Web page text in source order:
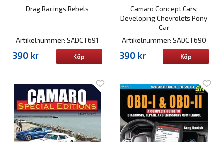
Drag Racings Rebels
Artikelnummer: SADCT691
390 kr Köp
Camaro Concept Cars:
Developing Chevrolets Pony
Car
Artikelnummer: SADCT690
390 kr Köp